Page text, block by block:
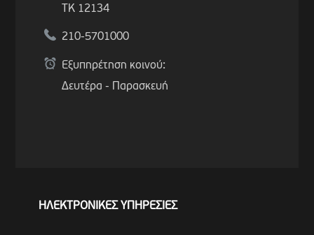
ΤΚ 12134
210-5701000
Εξυπηρέτηση κοινού:
Δευτέρα - Παρασκευή
ΗΛΕΚΤΡΟΝΙΚΕΣ ΥΠΗΡΕΣΙΕΣ